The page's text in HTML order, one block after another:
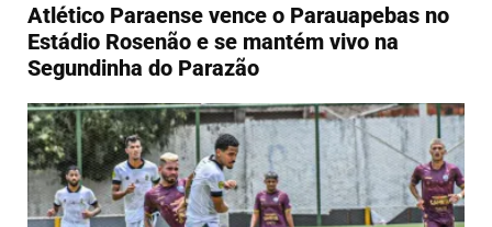
Atlético Paraense vence o Parauapebas no
Estádio Rosenão e se mantém vivo na
Segundinha do Parazão